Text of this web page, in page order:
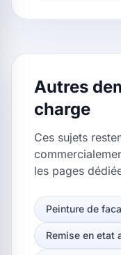
Autres
charge
Ces sujets
les pages
Peinture de
Remise en etat